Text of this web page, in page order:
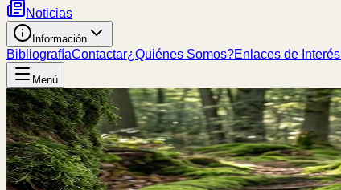
Noticias
Información
BibliografíaContactar¿Quiénes Somos?Enlaces de Interés
Menú